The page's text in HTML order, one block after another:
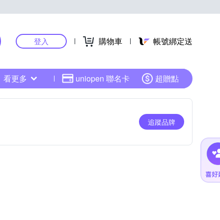
登入 購物車 帳號綁定送
看更多 uniopen 聯名卡 超贈點
追蹤品牌